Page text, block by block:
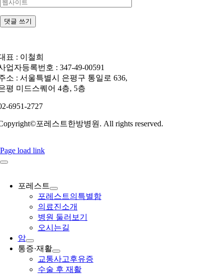
표 : 이철희
업자등록번호 : 347-49-00591
소 : 서울특별시 은평구 통일로 636,
평 미드스퀘어 4층, 5층
6951-2727
포레스트한방병원. All rights reserved.
Page load link
포레스트
포레스트의특별함
의료진소개
병원 둘러보기
오시는길
암
통증·재활
교통사고후유증
수술 후 재활